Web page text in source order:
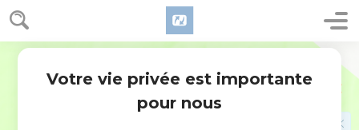
Exode 20
s’approchait de l’épais nuage où se tenait Dieu.
Loi concernant l'autel des sacrifices
Le Seigneur dit à Moïse : « Voici ce que tu transmettras de
ma part aux Israélites : “Vous l’avez vu, c’est du haut du ciel
Votre vie privée est importante
pour nous